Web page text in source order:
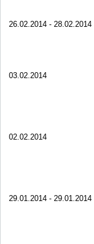
26.02.2014 - 28.02.2014
03.02.2014
02.02.2014
29.01.2014 - 29.01.2014